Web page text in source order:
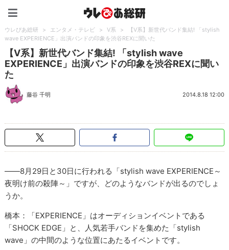
ウレぴあ総研 > エンタメ・テレビ > V系 >
【V系】新世代バンド集結! 「stylish
wave EXPERIENCE」出演バンドの印象を渋谷REXに聞いた
【V系】新世代バンド集結! 「stylish wave
EXPERIENCE」出演バンドの印象を渋谷REXに聞い
た
藤谷 千明 2014.8.18 12:00
――8月29日と30日に行われる「stylish wave EXPERIENCE～
夜明け前の殺陣～」ですが、どのようなバンドが出るのでしょ
うか。
橋本：「EXPERIENCE」はオーディションイベントである
「SHOCK EDGE」と、人気若手バンドを集めた「stylish
wave」の中間のような位置にあたるイベントです。